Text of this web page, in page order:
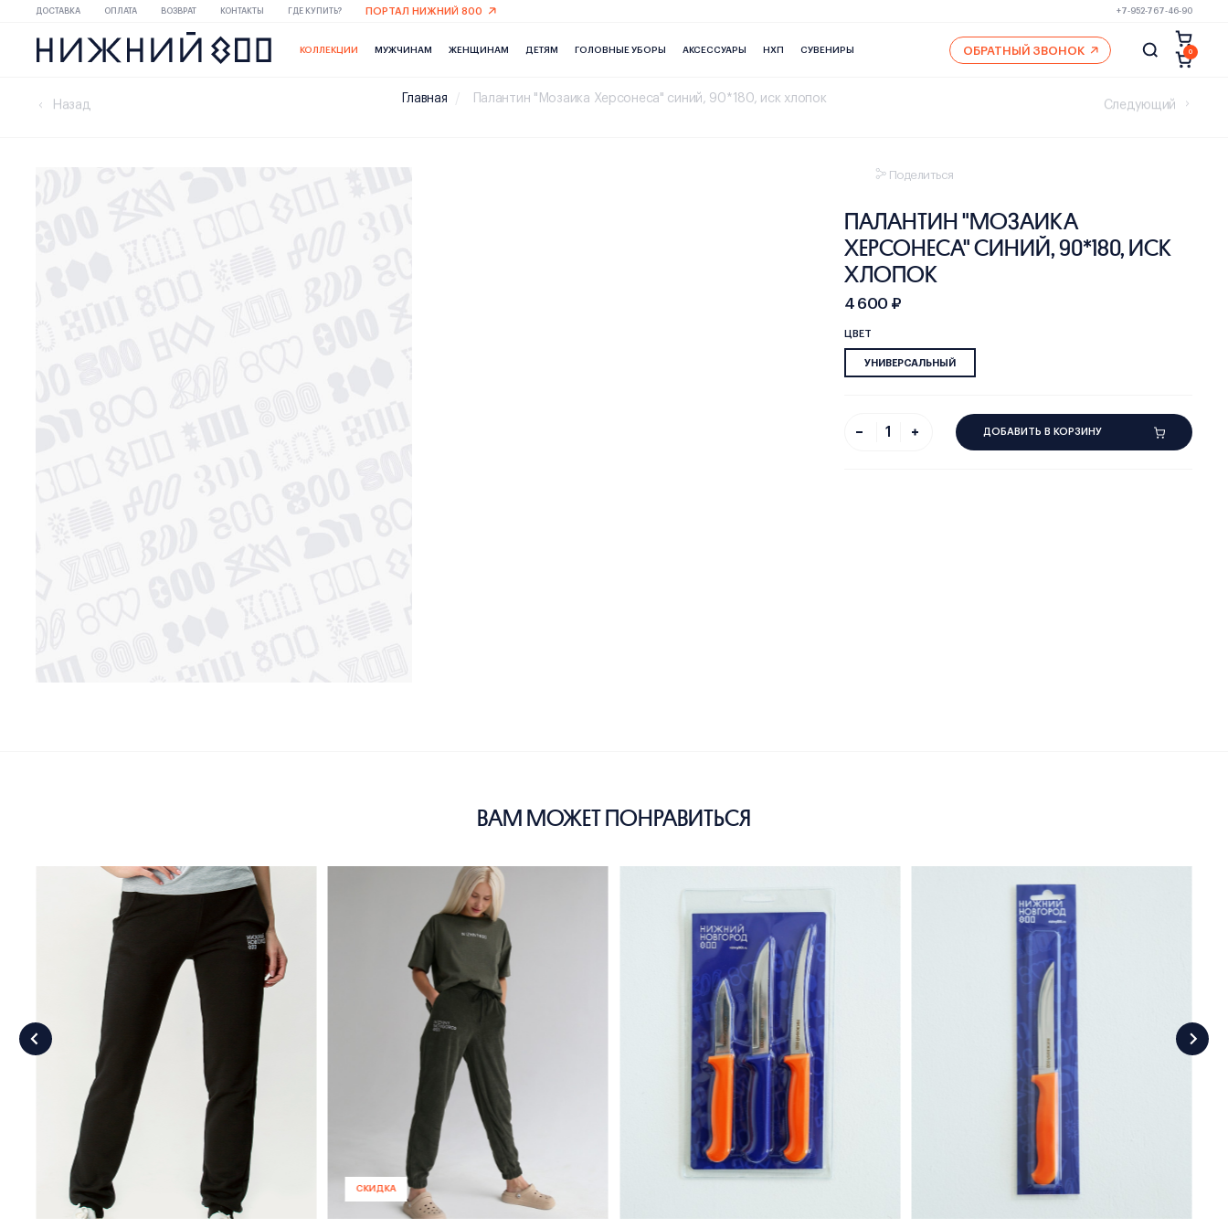
ДОСТАВКА ОПЛАТА ВОЗВРАТ КОНТАКТЫ ГДЕ КУПИТЬ? ПОРТАЛ НИЖНИЙ 800 +7-952-767-46-90
КОЛЛЕКЦИИ МУЖЧИНАМ ЖЕНЩИНАМ ДЕТЯМ ГОЛОВНЫЕ УБОРЫ АКСЕССУАРЫ НХП СУВЕНИРЫ ОБРАТНЫЙ ЗВОНОК 0
Назад Следующий
Главная Палантин "Мозаика Херсонеса" синий, 90*180, иск хлопок
Поделиться
ПАЛАНТИН "МОЗАИКА
ХЕРСОНЕСА" СИНИЙ, 90*180, ИСК
ХЛОПОК
4 600 ₽
ЦВЕТ
УНИВЕРСАЛЬНЫЙ
ДОБАВИТЬ В КОРЗИНУ
ВАМ МОЖЕТ ПОНРАВИТЬСЯ
СКИДКА